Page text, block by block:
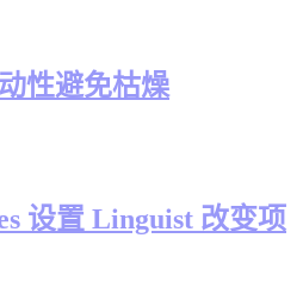
性避免枯燥
设置 Linguist 改变项